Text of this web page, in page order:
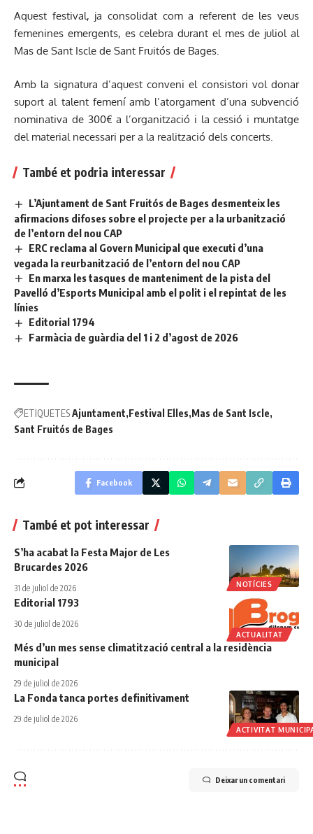
Aquest festival, ja consolidat com a referent de les veus
femenines emergents, es celebra durant el mes de juliol al
Mas de Sant Iscle de Sant Fruitós de Bages.
Amb la signatura d’aquest conveni el consistori vol donar
suport al talent femení amb l’atorgament d’una subvenció
nominativa de 300€ a l’organització i la cessió i muntatge
del material necessari per a la realització dels concerts.
També et podria interessar
L’Ajuntament de Sant Fruitós de Bages desmenteix les
afirmacions difoses sobre el projecte per a la urbanització
de l’entorn del nou CAP
ERC reclama al Govern Municipal que executi d’una
vegada la reurbanització de l’entorn del nou CAP
En marxa les tasques de manteniment de la pista del
Pavelló d’Esports Municipal amb el polit i el repintat de les
línies
Editorial 1794
Farmàcia de guàrdia del 1 i 2 d’agost de 2026
ETIQUETESAjuntament Festival Elles Mas de Sant Iscle
Sant Fruitós de Bages
Facebook
També et pot interessar
NOTÍCIES
S’ha acabat la Festa Major de Les
Brucardes 2026
31 de juliol de 2026
ACTUALITAT
Editorial 1793
30 de juliol de 2026
Més d’un mes sense climatització central a la residència
municipal
29 de juliol de 2026
ACTIVITAT
La Fonda tanca portes definitivament
29 de juliol de 2026
Deixar un comentari